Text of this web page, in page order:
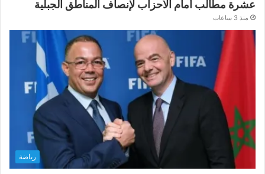
عشرة مطالب أمام الأحزاب لإنصاف المناطق الجبلية
منذ 3 ساعات
رياضة